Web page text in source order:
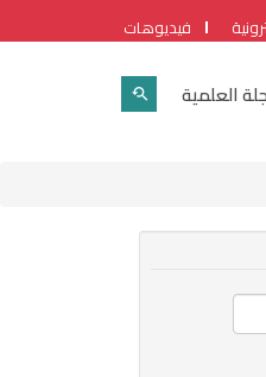
فيديوهات
العلمية